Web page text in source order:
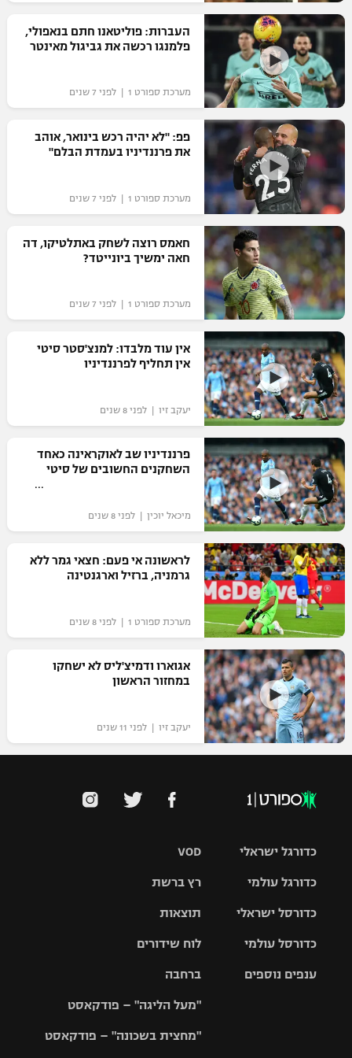
רשיון להקרנה פומבית לבית עסק
הצטרפות לחבילת הערוצים
לוח דרושים – ג'ובנט
תגיות
המגזין
העברות: פוליטאנו חתם בנאפולי,
פלמנגו רכשה את גביגול מאינטר
מערכת ספורט 1 | לפני 7 שנים
פפ: "לא יהיה רכש בינואר, אוהב
את פרננדיניו בעמדת הבלם"
מערכת ספורט 1 | לפני 7 שנים
חאמס רוצה לשחק באתלטיקו, דה
חאה ימשיך ביונייטד?
מערכת ספורט 1 | לפני 7 שנים
אין עוד מלבדו: למנצ'סטר סיטי
אין תחליף לפרננדיניו
יעקב זיו | לפני 8 שנים
פרננדיניו שב לאוקראינה כאחד
השחקנים החשובים של סיטי
מיכאל יוכין | לפני 8 שנים
לראשונה אי פעם: חצאי גמר ללא
גרמניה, ברזיל וארגנטינה
מערכת ספורט 1 | לפני 8 שנים
אגוארו ודמיצ'ליס לא ישחקו
במחזור הראשון
יעקב זיו | לפני 11 שנים
VOD
רץ ברשת
תוצאות
לוח שידורים
ברחבה
"מעל הליגה" – פודקאסט
"מחצית בשכונה" – פודקאסט
כדורגל ישראלי
גביע הטוטו
כדורגל עולמי
האלופות
ליגה
כדורסל ישראלי
סל
כדורסל עולמי
ענפים נוספים